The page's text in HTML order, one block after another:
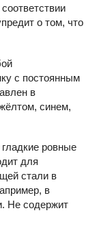
о том, что
с постоянным
в
синем,
ровные
для
стали в
в
Не содержит